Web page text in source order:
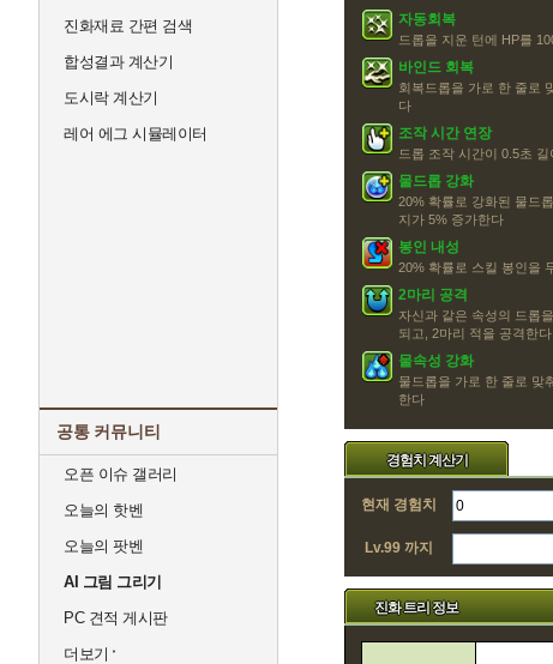
진화재료 간편 검색
합성결과 계산기
도시락 계산기
레어 에그 시뮬레이터
공통 커뮤니티
오픈 이슈 갤러리
오늘의 핫벤
오늘의 팟벤
AI 그림 그리기
PC 견적 게시판
더보기
자동회복
드롭을 지운 턴에 HP를
바인드 회복
회복드롭을 가로 한 줄로
다
조작 시간 연장
드롭 조작 시간이 0.5초 길
물드롭 강화
20% 확률로 강화된 물드
지가 5% 증가한다
봉인 내성
20% 확률로 스킬 봉인을
2마리 공격
자신과 같은 속성의 드롭
되고, 2마리 적을 공격한다
물속성 강화
물드롭을 가로 한 줄로 맞
한다
경험치 계산기
현재 경험치
Lv.99 까지
진화 트리 정보